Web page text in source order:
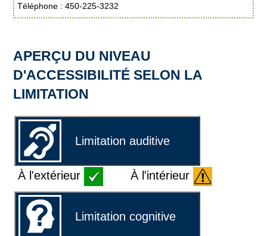
Téléphone : 450-225-3232
APERÇU DU NIVEAU
D'ACCESSIBILITÉ SELON LA
LIMITATION
Limitation auditive
À l'extérieur À l'intérieur
Limitation cognitive